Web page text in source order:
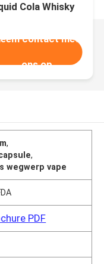
Cola Whisky
contact met
ons op
,
,
wegwerp vape
PDF